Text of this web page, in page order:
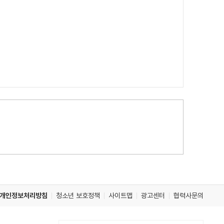
개인정보처리방침 청소년 보호정책 사이트맵 광고센터 협력사문의